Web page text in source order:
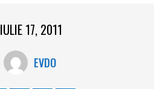
IULIE 17, 2011
EVDO